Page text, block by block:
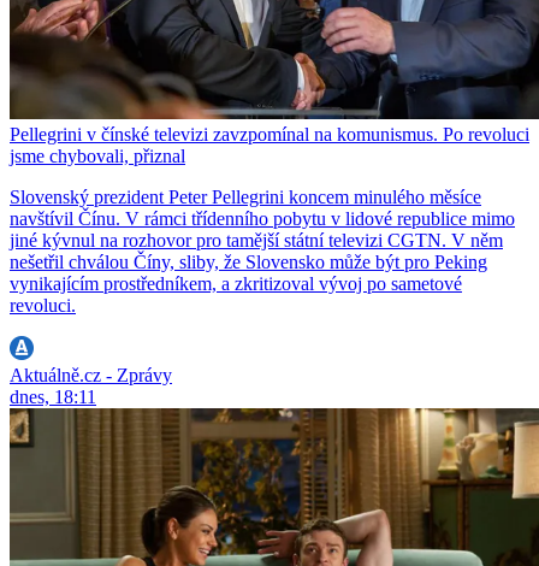
Pellegrini v čínské televizi zavzpomínal na komunismus. Po revoluci
jsme chybovali, přiznal
Slovenský prezident Peter Pellegrini koncem minulého měsíce
navštívil Čínu. V rámci třídenního pobytu v lidové republice mimo
jiné kývnul na rozhovor pro tamější státní televizi CGTN. V něm
nešetřil chválou Číny, sliby, že Slovensko může být pro Peking
vynikajícím prostředníkem, a zkritizoval vývoj po sametové
revoluci.
Aktuálně.cz - Zprávy
dnes, 18:11